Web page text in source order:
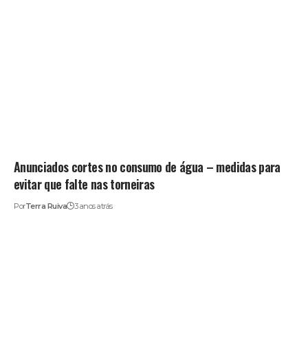
Anunciados cortes no consumo de água – medidas para
evitar que falte nas torneiras
PorTerra Ruiva 3 anos atrás